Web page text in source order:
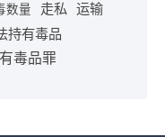
数量 走私 运输
持有毒品
毒品罪